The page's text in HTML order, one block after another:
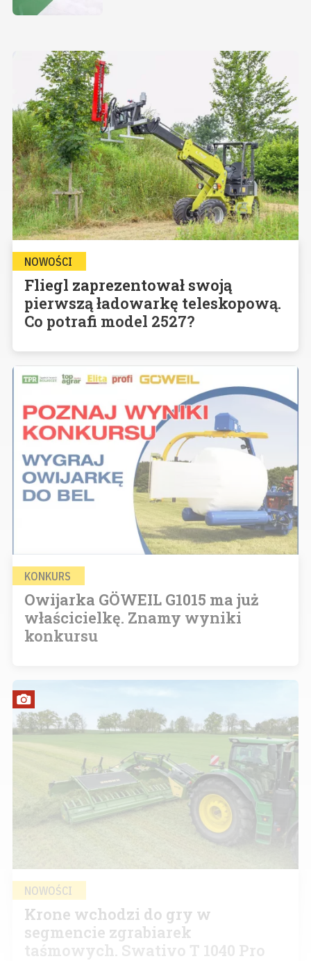
NOWOŚCI
Fliegl zaprezentował swoją
pierwszą ładowarkę teleskopową.
Co potrafi model 2527?
KONKURS
Owijarka GÖWEIL G1015 ma już
właścicielkę. Znamy wyniki
konkursu
NOWOŚCI
Krone wchodzi do gry w
segmencie zgrabiarek
taśmowych. Swativo T 1040 Pro